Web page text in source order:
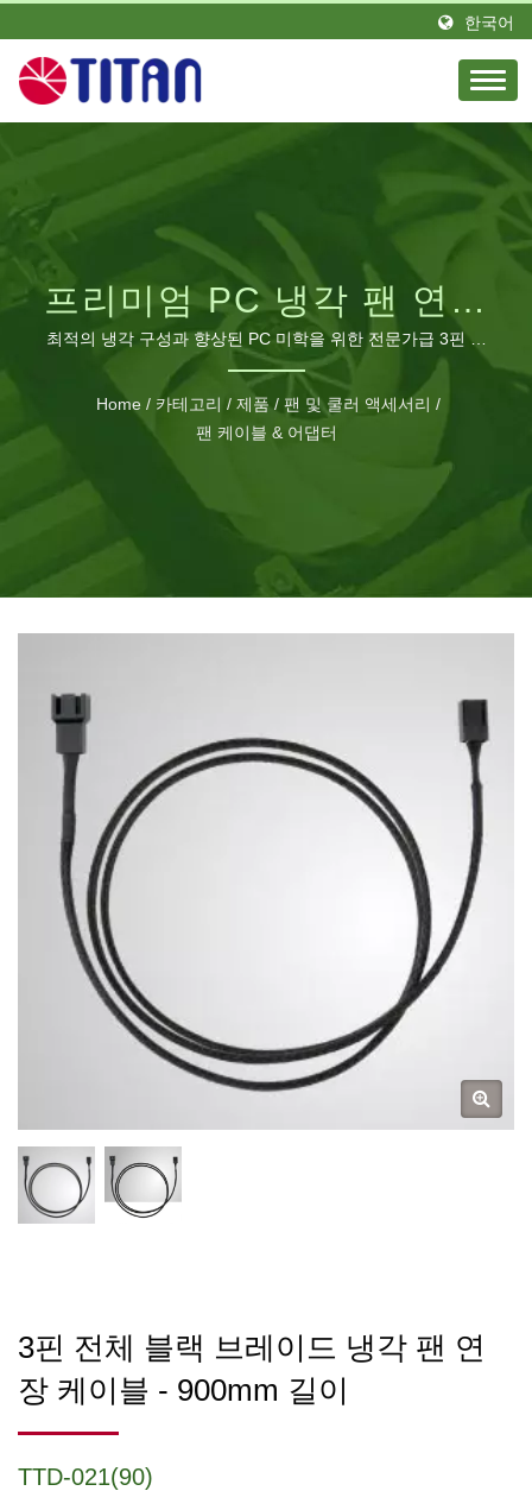
한국어
프리미엄 PC 냉각 팬 연장
솔루션
최적의 냉각 구성과 향상된 PC 미학을 위한 전문가급 3핀 브
레이드 연장 케이블
Home / 카테고리 / 제품 / 팬 및 쿨러 액세서리 /
팬 케이블 & 어댑터
3핀 전체 블랙 브레이드 냉각 팬 연
장 케이블 - 900mm 길이
TTD-021(90)